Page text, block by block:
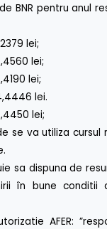
BNR pentru anul
lei;
lei;
lei;
lei.
lei;
se va utiliza cursul
sa dispuna de
în bune conditii
AFER: